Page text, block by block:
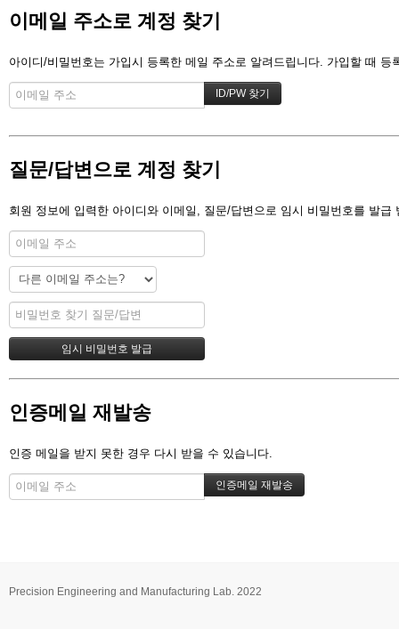
이메일 주소로 계정 찾기
아이디/비밀번호는 가입시 등록한 메일 주소로 알려드립니다. 가입할 때
질문/답변으로 계정 찾기
회원 정보에 입력한 아이디와 이메일, 질문/답변으로 임시 비밀번호를 발급
인증메일 재발송
인증 메일을 받지 못한 경우 다시 받을 수 있습니다.
Precision Engineering and Manufacturing Lab. 2022